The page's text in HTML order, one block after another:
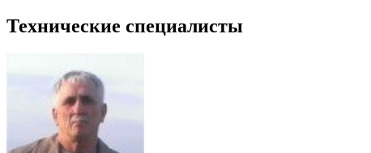
Технические специалисты